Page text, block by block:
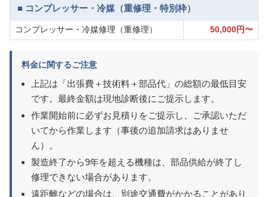
■ コンプレッサー・冷媒（重修理・特別枠）
コンプレッサー・冷媒修理（重修理） 50,000円〜
料金に関するご注意
上記は「出張費＋技術料＋部品代」の総額の最低目安
です。最終金額は現地診断後にご提示します。
作業開始前に必ずお見積りをご提示し、ご承認いただ
いてから作業します（事後の追加請求はありませ
ん）。
製造終了から9年を超える機種は、部品供給が終了し
修理できない場合があります。
遠距離などの場合は、別途交通費がかかることがあり